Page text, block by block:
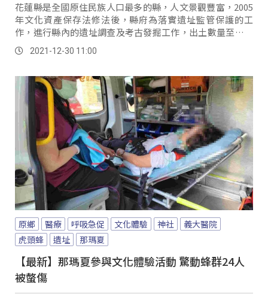
花蓮縣是全國原住民族人口最多的縣，人文景觀豐富，2005
年文化資產保存法修法後，縣府為落實遺址監管保護的工
作，進行縣內的遺址調查及考古發掘工作，出土數量至今約
有80萬件，為了保存及維護花蓮人共同的史前文化資產，縣
府規劃了近6年的時間，耗資7200萬元，利用廢棄的市場興
2021-12-30 11:00
原鄉 醫療 呼吸急促 文化體驗 神社
義大醫院
虎頭蜂
遺址 那瑪夏
【最新】那瑪夏參與文化體驗活動 驚動蜂群24人
被螫傷